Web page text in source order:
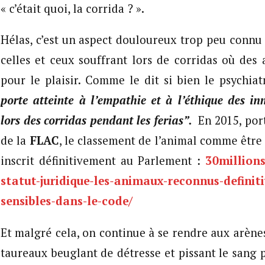
« c’était quoi, la corrida ? ».
Hélas, c’est un aspect douloureux trop peu
celles et ceux souffrant lors de corridas où
pour le plaisir. Comme le dit si bien le
porte atteinte à l’empathie et à l’éthique des
lors des corridas pendant les ferias”. En 2015,
de la FLAC, le classement de l’animal comme
inscrit définitivement au Parlement :
statut-juridique-les-animaux-reconnus-
sensibles-dans-le-code/
Et malgré cela, on continue à se rendre aux
taureaux beuglant de détresse et pissant le sang